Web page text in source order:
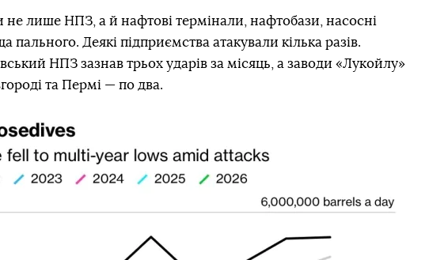
не лише НПЗ, а й нафтові термінали, нафтобази, насосні
пального. Деякі підприємства атакували кілька разів.
НПЗ зазнав трьох ударів за місяць, а заводи «Лукойлу»
та Пермі — по два.